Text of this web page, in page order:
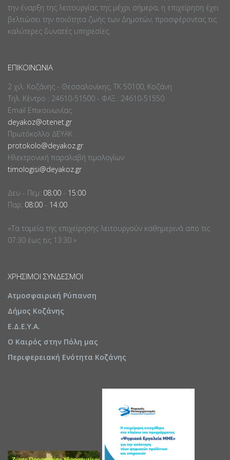
την έναρξη της λειτουργίας της μέχρι σήμερα, η επιχείρηση έχει
βελτιώσει την ποιότητα ζωής των Δημοτών, προσφέροντας τις
καλύτερες δυνατές υπηρεσίες.
ΕΠΙΚΟΙΝΩΝΊΑ
2 χιλ. Κοζάνης - Θεσσαλονίκης, ΤΚ 50100, Κοζάνη
Τηλ. Κέντρο : 24610-51500 - ΦΑΞ : 24610-51550
Email Επικοινωνίας
deyakoz@otenet.gr
Πρωτόκολλο ΔΕΥΑΚ
protokolo@deyakoz.gr
Ηλεκτρονική παραλαβή τιμολογίων
timologisi@deyakoz.gr
Δευ - Πεμ: 08:00 - 15:00
Παρ: 08:00 - 14:00
«Τα ταμεία της επιχείρησης λειτουργούν καθημερινά απο τις
07:30 έως τις 13:30 »
ΧΡΉΣΙΜΟΙ ΣΎΝΔΕΣΜΟΙ
Ατμοσφαιρική Ρύπανση
Δήμος Κοζάνης
Ε.Δ.Ε.Υ.Α.
Ο Καιρός στην Πόλη μας
Περιφερειακή Ενότητα Κοζάνης